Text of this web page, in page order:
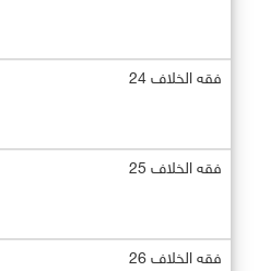
فقه الخلاف 24
فقه الخلاف 25
فقه الخلاف 26